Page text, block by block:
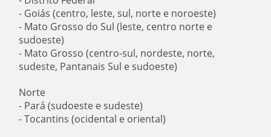
- Goiás (centro, leste, sul, norte e noroeste)
- Mato Grosso do Sul (leste, centro norte e
sudoeste)
- Mato Grosso (centro-sul, nordeste, norte,
sudeste, Pantanais Sul e sudoeste)
Norte
- Pará (sudoeste e sudeste)
- Tocantins (ocidental e oriental)